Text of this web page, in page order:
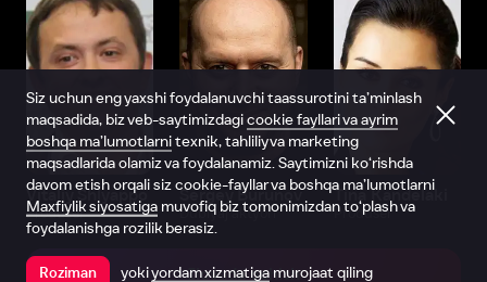
Vitaliy Shlyappo
Produser
Sergey Burunov
Dublyaj aktyori
Tina Kandelaki
Produser
Ilovada ochish
Siz uchun eng yaxshi foydalanuvchi taassurotini ta’minlash
maqsadida, biz veb-saytimizdagicookie fayllari va ayrim
boshqa ma’lumotlarnitexnik, tahliliy va marketing
maqsadlarida olamiz va foydalanamiz. Saytimizni ko‘rishda
davom etish orqali siz cookie-fayllar va boshqa ma’lumotlarni
Maxfiylik siyosatiga muvofiq biz tomonimizdan to‘plash va
foydalanishga rozilik berasiz.
Roziman yokiyordam xizmatiga murojaat qiling